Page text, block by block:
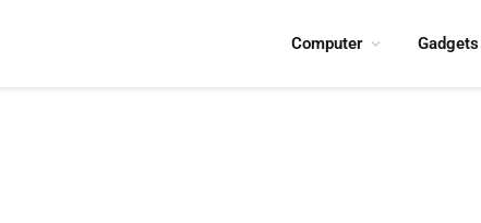
Computer Gadgets